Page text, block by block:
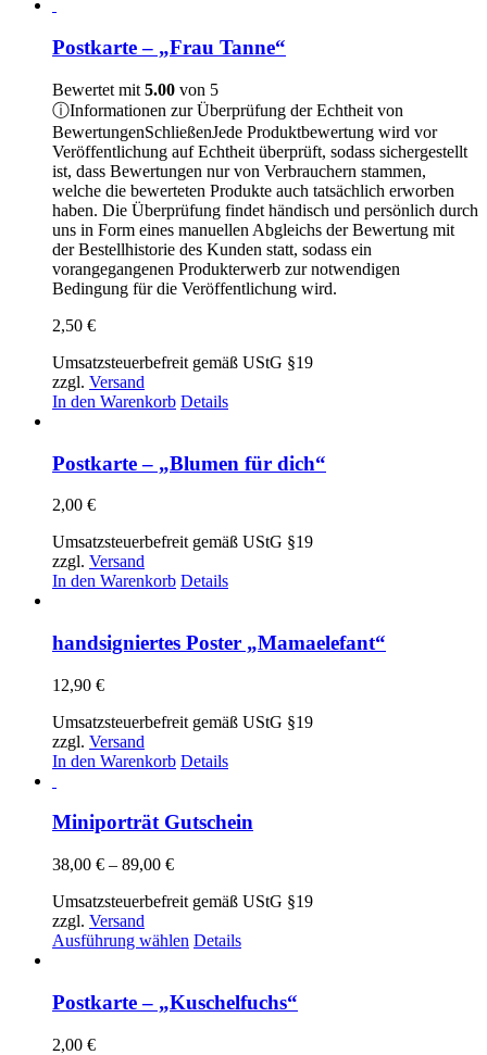
Postkarte – „Frau Tanne“
Bewertet mit 5.00 von 5
ⓘInformationen zur Überprüfung der Echtheit von
BewertungenSchließenJede Produktbewertung wird vor
Veröffentlichung auf Echtheit überprüft, sodass sichergestellt
ist, dass Bewertungen nur von Verbrauchern stammen,
welche die bewerteten Produkte auch tatsächlich erworben
haben. Die Überprüfung findet händisch und persönlich durch
uns in Form eines manuellen Abgleichs der Bewertung mit
der Bestellhistorie des Kunden statt, sodass ein
vorangegangenen Produkterwerb zur notwendigen
Bedingung für die Veröffentlichung wird.
2,50 €
Umsatzsteuerbefreit gemäß UStG §19
zzgl. Versand
In den Warenkorb Details
Postkarte – „Blumen für dich“
2,00 €
Umsatzsteuerbefreit gemäß UStG §19
zzgl. Versand
In den Warenkorb Details
handsigniertes Poster „Mamaelefant“
12,90 €
Umsatzsteuerbefreit gemäß UStG §19
zzgl. Versand
In den Warenkorb Details
Miniporträt Gutschein
38,00 € – 89,00 €Preisspanne:
bis
Umsatzsteuerbefreit gemäß UStG §19
zzgl. Versand
Ausführung wählen Dieses
mehrere
Varianten
Details
Postkarte – „Kuschelfuchs“
2,00 €